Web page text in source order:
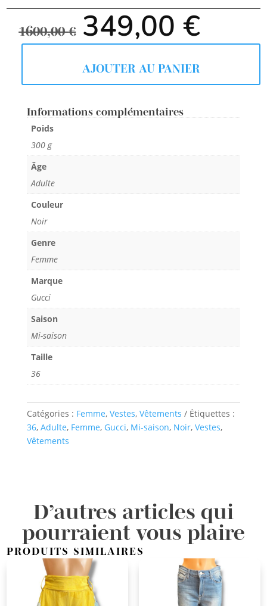
1600,00€
Le
prix
initial
1600,00 €.
349,00€Le
AJOUTER AU PANIER
Informations complémentaires
Poids
300 g
Âge
Adulte
Couleur
Noir
Genre
Femme
Marque
Gucci
Saison
Mi-saison
Taille
36
Catégories : Femme, Vestes, Vêtements
Étiquettes :
36, Adulte, Femme, Gucci, Mi-saison, Noir, Vestes,
Vêtements
D’autres articles qui
pourraient vous plaire
PRODUITS SIMILAIRES